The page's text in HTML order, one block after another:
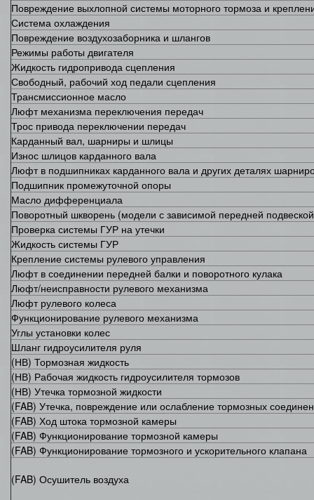
Повреждение выхлопной системы моторного тормоза и
Система охлаждения
Повреждение воздухозаборника и шлангов
Режимы работы двигателя
Жидкость гидропривода сцепления
Свободный, рабочий ход педали сцепления
Трансмиссионное масло
Люфт механизма переключения передач
Трос привода переключении передач
Карданный вал, шарниры и шлицы
Износ шлицов карданного вала
Люфт в подшипниках карданного вала и других деталях
Подшипник промежуточной опоры
Масло дифференциала
Поворотный шкворень (модели с зависимой передней
Проверка системы ГУР на утечки
Жидкость системы ГУР
Крепление системы рулевого управления
Люфт в соединении передней балки и поворотного кулака
Люфт/неисправности рулевого механизма
Люфт рулевого колеса
Функционирование рулевого механизма
Углы установки колес
Шланг гидроусилителя руля
(НВ) Тормозная жидкость
(НВ) Рабочая жидкость гидроусилителя тормозов
(НВ) Утечка тормозной жидкости
(FAB) Утечка, повреждение или ослабление тормозных
(FAB) Ход штока тормозной камеры
(FAB) Функционирование тормозной камеры
(FAB) Функционирование тормозного и ускорительного клапана
(FAB) Осушитель воздуха